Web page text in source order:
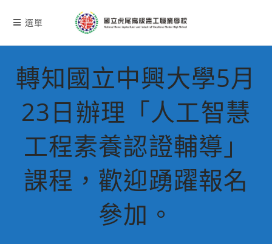
選單
轉知國立中興大學5月
23日辦理「人工智慧
工程素養認證輔導」
課程，歡迎踴躍報名
參加。